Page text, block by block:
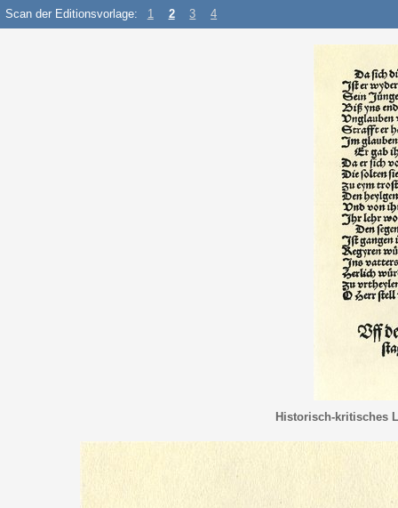
Scan der Editionsvorlage: 1 2 3 4
Historisch-kritisches